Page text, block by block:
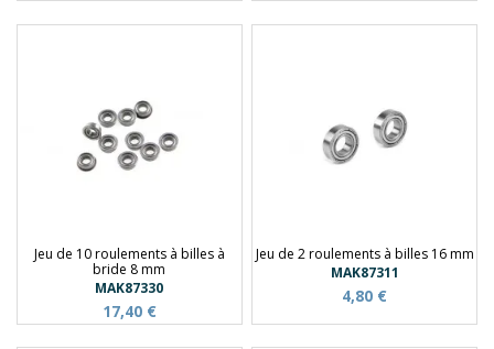
Jeu de 10 roulements à billes à
bride 8 mm
MAK87330
17,40 €
Jeu de 2 roulements à billes 16 mm
MAK87311
4,80 €